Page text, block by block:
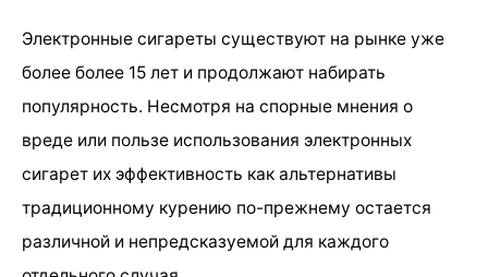
Электронные сигареты существуют на рынке уже
более более 15 лет и продолжают набирать
популярность. Несмотря на спорные мнения о
вреде или пользе использования электронных
сигарет их эффективность как альтернативы
традиционному курению по-прежнему остается
различной и непредсказуемой для каждого